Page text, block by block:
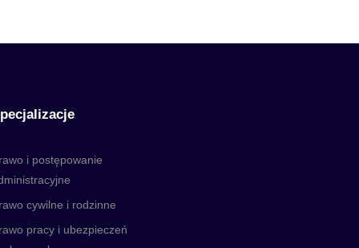
i postępowanie
cywilne i rodzinne
pracy i ubezpieczeń